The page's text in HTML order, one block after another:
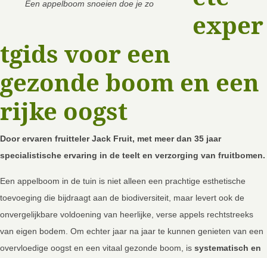
Een appelboom snoeien doe je zo
exper
tgids voor een
gezonde boom en een
rijke oogst
Door ervaren fruitteler Jack Fruit, met meer dan 35 jaar
specialistische ervaring in de teelt en verzorging van fruitbomen.
Een appelboom in de tuin is niet alleen een prachtige esthetische
toevoeging die bijdraagt aan de biodiversiteit, maar levert ook de
onvergelijkbare voldoening van heerlijke, verse appels rechtstreeks
van eigen bodem. Om echter jaar na jaar te kunnen genieten van een
overvloedige oogst en een vitaal gezonde boom, is systematisch en